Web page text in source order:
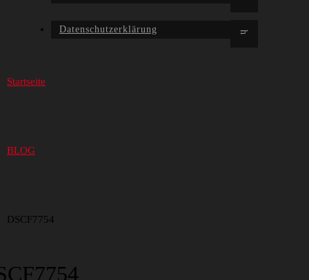
Datenschutzerklärung
Startseite
BLOG
DSCF7754